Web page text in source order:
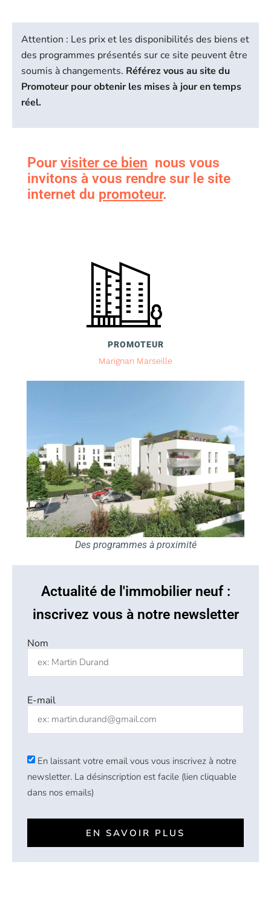
Attention : Les prix et les disponibilités des biens et
des programmes présentés sur ce site peuvent être
soumis à changements. Référez vous au site du
Promoteur pour obtenir les mises à jour en temps
réel.
Pour visiter ce bien nous vous
invitons à vous rendre sur le site
internet du promoteur.
PROMOTEUR
Marignan Marseille
Des programmes à proximité
Actualité de l'immobilier neuf :
inscrivez vous à notre newsletter
Nom
E-mail
En laissant votre email vous vous inscrivez à notre
newsletter. La désinscription est facile (lien cliquable
dans nos emails)
EN SAVOIR PLUS